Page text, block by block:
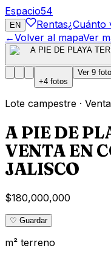
Espacio54
EN Rentas¿Cuánto
←Volver al mapaVer
+4 fotos
Ver 9
Lote campestre · Venta
A PIE DE
VENTA EN
JALISCO
$180,000,000
♡ Guardar
m² terreno